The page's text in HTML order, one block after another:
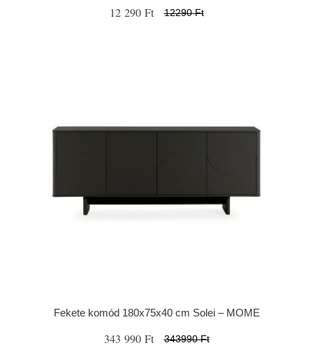
12 290 Ft 12290 Ft
Fekete komód 180x75x40 cm Solei – MOME
343 990 Ft 343990 Ft